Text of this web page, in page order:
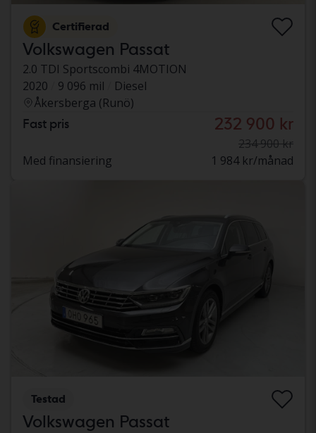
Certifierad
Volkswagen Passat
2.0 TDI Sportscombi 4MOTION
2020
9 096 mil
Diesel
Åkersberga (Runö)
Fast pris 232 900 kr
234 900 kr
Med finansiering
1 984 kr/månad
Testad
Volkswagen Passat